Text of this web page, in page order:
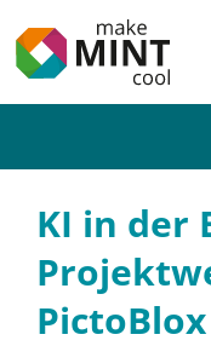
KI in der
PictoBlox